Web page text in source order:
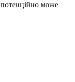
потенційно може